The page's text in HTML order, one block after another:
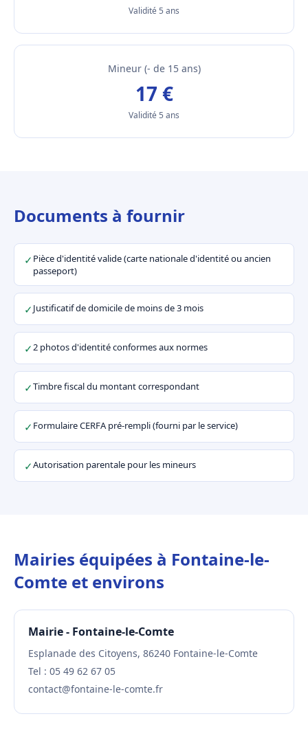
Validité 5 ans
Mineur (- de 15 ans)
17 €
Validité 5 ans
Documents à fournir
✓ Pièce d'identité valide (carte nationale d'identité ou ancien
passeport)
✓Justificatif de domicile de moins de 3 mois
✓2 photos d'identité conformes aux normes
✓Timbre fiscal du montant correspondant
✓ Formulaire CERFA pré-rempli (fourni par le service)
✓Autorisation parentale pour les mineurs
Mairies équipées à Fontaine-le-
Comte et environs
Mairie - Fontaine-le-Comte
Esplanade des Citoyens, 86240 Fontaine-le-Comte
Tel : 05 49 62 67 05
contact@fontaine-le-comte.fr